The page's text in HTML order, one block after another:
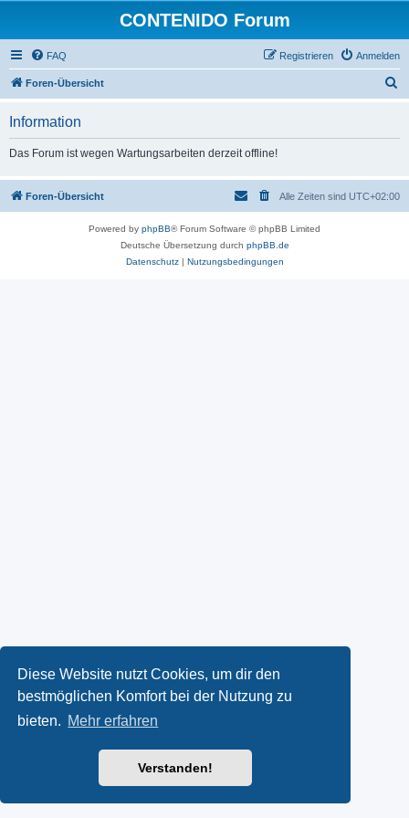
Diese Website nutzt Cookies, um dir den
bestmöglichen Komfort bei der Nutzung zu
bieten. Mehr erfahren
Verstanden!
CONTENIDO Forum
FAQ Anmelden
Registrieren
Foren-Übersicht
Information
Das Forum ist wegen Wartungsarbeiten derzeit offline!
Foren-Übersicht Alle Zeiten sind UTC+02:00
Powered by phpBB® Forum Software © phpBB Limited
Deutsche Übersetzung durch phpBB.de
Datenschutz| Nutzungsbedingungen